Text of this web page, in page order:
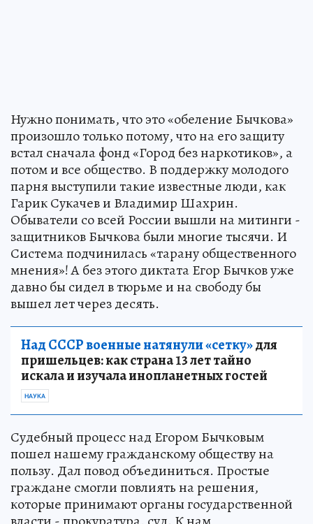
Нужно понимать, что это «обеление Бычкова»
произошло только потому, что на его защиту
встал сначала фонд «Город без наркотиков», а
потом и все общество. В поддержку молодого
парня выступили такие известные люди, как
Гарик Сукачев и Владимир Шахрин.
Обыватели со всей России вышли на митинги -
защитников Бычкова были многие тысячи. И
Система подчинилась «тарану общественного
мнения»! А без этого диктата Егор Бычков уже
давно бы сидел в тюрьме и на свободу бы
вышел лет через десять.
Над СССР военные натянули «сетку»для
пришельцев: как страна 13 лет тайно
искала и изучала инопланетных гостей
НАУКА
Судебный процесс над Егором Бычковым
пошел нашему гражданскому обществу на
пользу. Дал повод объединиться. Простые
граждане смогли повлиять на решения,
которые принимают органы государственной